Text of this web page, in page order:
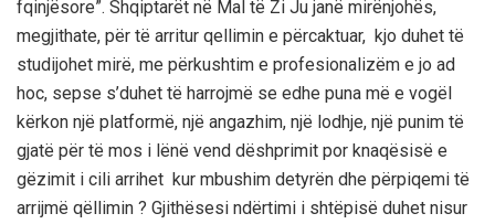
fqinjësore”. Shqiptarët në Mal të Zi Ju janë mirënjohës,
megjithate, për të arritur qellimin e përcaktuar, kjo duhet të
studijohet mirë, me përkushtim e profesionalizëm e jo ad
hoc, sepse s’duhet të harrojmë se edhe puna më e vogël
kërkon një platformë, një angazhim, një lodhje, një punim të
gjatë për të mos i lënë vend dëshprimit por knaqësisë e
gëzimit i cili arrihet kur mbushim detyrën dhe përpiqemi të
arrijmë qëllimin ? Gjithësesi ndërtimi i shtëpisë duhet nisur